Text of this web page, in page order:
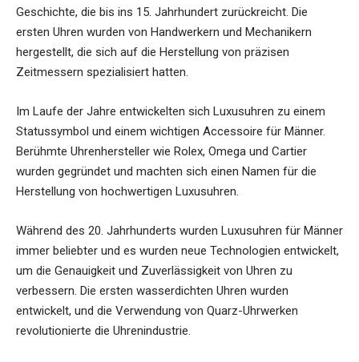
Geschichte, die bis ins 15. Jahrhundert zurückreicht. Die
ersten Uhren wurden von Handwerkern und Mechanikern
hergestellt, die sich auf die Herstellung von präzisen
Zeitmessern spezialisiert hatten.
Im Laufe der Jahre entwickelten sich Luxusuhren zu einem
Statussymbol und einem wichtigen Accessoire für Männer.
Berühmte Uhrenhersteller wie Rolex, Omega und Cartier
wurden gegründet und machten sich einen Namen für die
Herstellung von hochwertigen Luxusuhren.
Während des 20. Jahrhunderts wurden Luxusuhren für Männer
immer beliebter und es wurden neue Technologien entwickelt,
um die Genauigkeit und Zuverlässigkeit von Uhren zu
verbessern. Die ersten wasserdichten Uhren wurden
entwickelt, und die Verwendung von Quarz-Uhrwerken
revolutionierte die Uhrenindustrie.